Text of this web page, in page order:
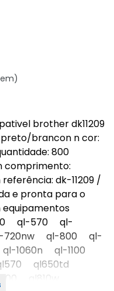
brother dk11209
brancon n cor:
800
comprimento:
dk-11209 /
e pronta para o
ql-570 ql-
ql-800 ql-
1060n ql-1100
ql650td
ql810w